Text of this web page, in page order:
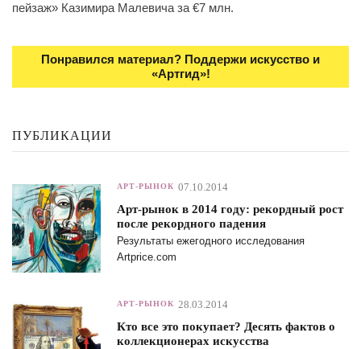
пейзаж» Казимира Малевича за €7 млн.
Понравился материал? Поддержи искусство и
«Артгид»!
ПУБЛИКАЦИИ
АРТ-РЫНОК 07.10.2014
Арт-рынок в 2014 году: рекордный рост
после рекордного падения
Результаты ежегодного исследования
Artprice.com
АРТ-РЫНОК 28.03.2014
Кто все это покупает? Десять фактов о
коллекционерах искусства